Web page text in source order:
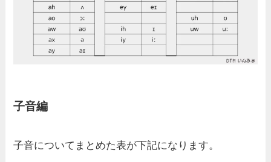
子音編
子音についてまとめた表が下記になります。